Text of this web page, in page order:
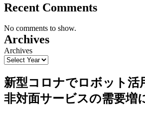
Recent Comments
No comments to show.
Archives
Archives
新型コロナでロボット活
非対面サービスの需要増